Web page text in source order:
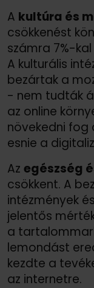
A kultúra és
csökkenést
számra 7%-
A kulturális
bezártak a
- nem tudták
az online
növekedni fog
esnie a
Az egészség
csökkent. A
intézmények
jelentős
a
lemondást
kezdte a
az internetre.